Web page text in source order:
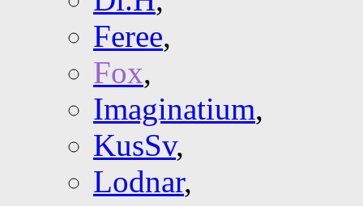
Feree,
Fox,
Imaginatium,
KusSv,
Lodnar,